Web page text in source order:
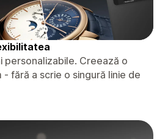
personalizabile. Creează o
fără a scrie o singură linie de